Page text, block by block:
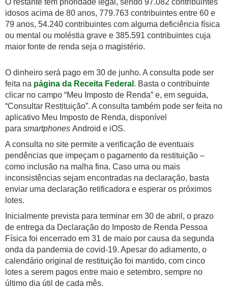
O restante tem prioridade legal, sendo 97.082 contribuintes
idosos acima de 80 anos, 779.763 contribuintes entre 60 e
79 anos, 54.240 contribuintes com alguma deficiência física
ou mental ou moléstia grave e 385.591 contribuintes cuja
maior fonte de renda seja o magistério.
O dinheiro será pago em 30 de junho. A consulta pode ser
feita na página da Receita Federal . Basta o contribuinte
clicar no campo “Meu Imposto de Renda” e, em seguida,
“Consultar Restituição”. A consulta também pode ser feita no
aplicativo Meu Imposto de Renda, disponível
para smartphones Android e iOS.
A consulta no site permite a verificação de eventuais
pendências que impeçam o pagamento da restituição –
como inclusão na malha fina. Caso uma ou mais
inconsistências sejam encontradas na declaração, basta
enviar uma declaração retificadora e esperar os próximos
lotes.
Inicialmente prevista para terminar em 30 de abril, o prazo
de entrega da Declaração do Imposto de Renda Pessoa
Física foi encerrado em 31 de maio por causa da segunda
onda da pandemia de covid-19. Apesar do adiamento, o
calendário original de restituição foi mantido, com cinco
lotes a serem pagos entre maio e setembro, sempre no
último dia útil de cada mês.